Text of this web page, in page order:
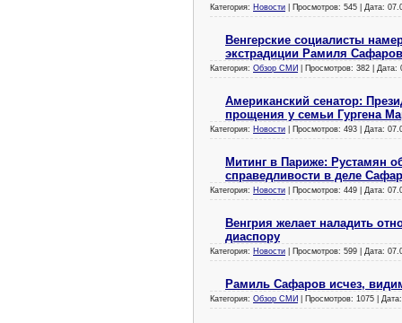
Категория: Новости | Просмотров: 545 | Дата:
Венгерские социалисты
экстрадиции Рамиля
Категория: Обзор СМИ | Просмотров: 382 | Дата:
Американский сенатор:
прощения у семьи Гургена
Категория: Новости | Просмотров: 493 | Дата:
Митинг в Париже: Рустамян
справедливости в деле
Категория: Новости | Просмотров: 449 | Дата:
Венгрия желает наладить
диаспору
Категория: Новости | Просмотров: 599 | Дата:
Рамиль Сафаров исчез,
Категория: Обзор СМИ | Просмотров: 1075 |